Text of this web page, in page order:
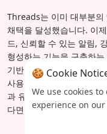
Threads는 이미 대부분의
채택을 달성했습니다. 이
드, 신뢰할 수 있는 알림,
형성하는 기능을 구축하
기반 접근 방식과
사용자의 기대치는 높습니
과 유용성을 찾는 사람들
다면 1억 5천만 다운로드
🍪 Cookie
We use cookies
experience on